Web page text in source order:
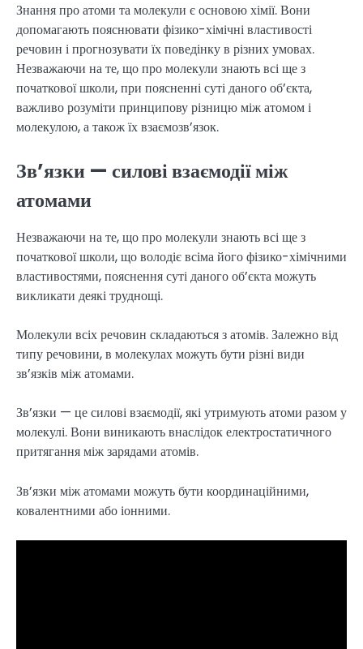
Знання про атоми та молекули є основою хімії. Вони
допомагають пояснювати фізико-хімічні властивості
речовин і прогнозувати їх поведінку в різних умовах.
Незважаючи на те, що про молекули знають всі ще з
початкової школи, при поясненні суті даного об’єкта,
важливо розуміти принципову різницю між атомом і
молекулою, а також їх взаємозв’язок.
Зв’язки — силові взаємодії між
атомами
Незважаючи на те, що про молекули знають всі ще з
початкової школи, що володіє всіма його фізико-хімічними
властивостями, пояснення суті даного об’єкта можуть
викликати деякі труднощі.
Молекули всіх речовин складаються з атомів. Залежно від
типу речовини, в молекулах можуть бути різні види
зв’язків між атомами.
Зв’язки — це силові взаємодії, які утримують атоми разом у
молекулі. Вони виникають внаслідок електростатичного
притягання між зарядами атомів.
Зв’язки між атомами можуть бути координаційними,
ковалентними або іонними.